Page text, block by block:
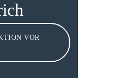
VOR